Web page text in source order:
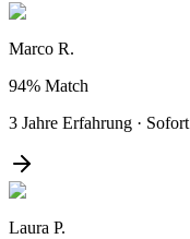
Marco R.
94% Match
3 Jahre Erfahrung · Sofort
Laura P.